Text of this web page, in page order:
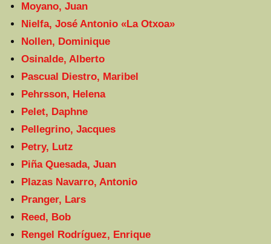
Moyano, Juan
Nielfa, José Antonio «La Otxoa»
Nollen, Dominique
Osinalde, Alberto
Pascual Diestro, Maribel
Pehrsson, Helena
Pelet, Daphne
Pellegrino, Jacques
Petry, Lutz
Piña Quesada, Juan
Plazas Navarro, Antonio
Pranger, Lars
Reed, Bob
Rengel Rodríguez, Enrique